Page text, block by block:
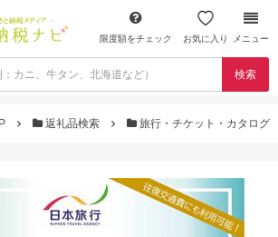
限度額をチェック お気に入り メニュー
検索
返礼品検索 旅行・チケット・カタログ